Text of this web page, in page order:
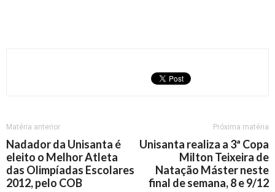
Matéria anterior
Nadador da Unisanta é
eleito o Melhor Atleta
das Olimpíadas Escolares
2012, pelo COB
Próxima matéria
Unisanta realiza a 3ª Copa
Milton Teixeira de
Natação Máster neste
final de semana, 8 e 9/12